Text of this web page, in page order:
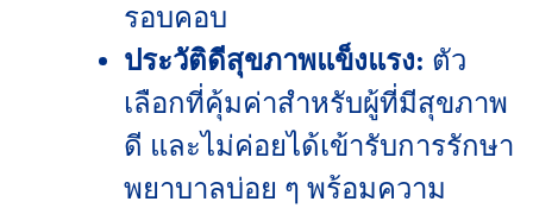
รอบคอบ
ประวัติดีสุขภาพแข็งแรง: ตัว
เลือกที่คุ้มค่าสำหรับผู้ที่มีสุขภาพ
ดี และไม่ค่อยได้เข้ารับการรักษา
พยาบาลบ่อย ๆ พร้อมความ